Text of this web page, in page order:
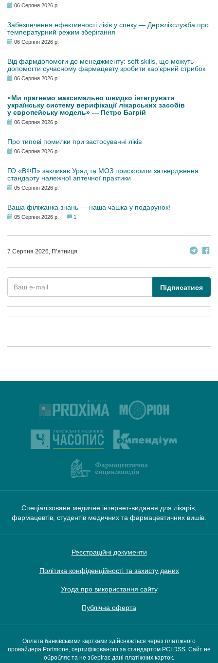
06 Серпня 2026 р.
Забезпечення ефективності ліків у спеку — Держлікслужба про
температурний режим зберігання
06 Серпня 2026 р.
Від фармдопомоги до менеджменту: soft skills, що можуть
допомогти сучасному фармацевту зробити кар’єрний стрибок
06 Серпня 2026 р.
«Ми прагнемо максимально швидко інтегрувати
українську систему верифікації лікарських засобів
у європейську модель» — Петро Багрій
06 Серпня 2026 р.
Про типові помилки при застосуванні ліків
06 Серпня 2026 р.
ГО «ВФП» закликає Уряд та МОЗ прискорити затвердження
стандарту належної аптечної практики
05 Серпня 2026 р.
Ваша філіжанка знань — наша чашка у подарунок!
05 Серпня 2026 р. 1
7 Серпня 2026, П’ятниця
Підписатися
Спеціалізоване медичне інтернет-видання для лікарів,
фармацевтів, студентів медичних та фармацевтичних вишів.
Реєстраційні документи
Політика конфіденційності та захисту даних
Угода про використання сайту
Публічна оферта
Оплата банківськими картками здійснюється через платіжного
провайдера Portmone, сертифікованого за стандартом PCI DSS. Сайт не
обробляє та не зберігає дані платіжних карток.